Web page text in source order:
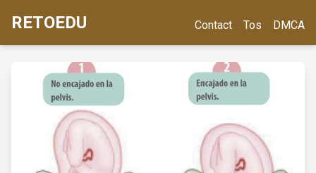
RETOEDU Contact Tos DMCA